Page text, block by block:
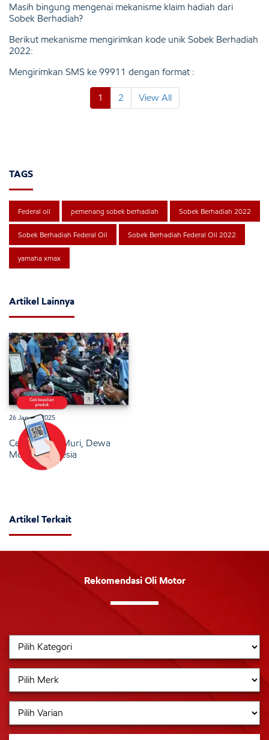
Masih bingung mengenai mekanisme klaim hadiah dari
Sobek Berhadiah?
Berikut mekanisme mengirimkan kode unik Sobek Berhadiah
2022:
Mengirimkan SMS ke 99911 dengan format :
1 2 View All
TAGS
Federal oil pemenang sobek berhadiah Sobek Berhadiah 2022
Sobek Berhadiah Federal Oil Sobek Berhadiah Federal Oil 2022
yamaha xmax
Artikel Lainnya
26 Januari 2025
Cetak Rekor Muri, Dewa
Motor Indonesia
Artikel Terkait
Rekomendasi Oli Motor
x